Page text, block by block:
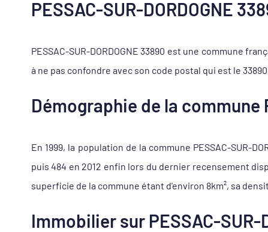
PESSAC-SUR-DORDOGNE
PESSAC-SUR-DORDOGNE 33890 est une commune
à ne pas confondre avec son code postal qui est le 33890.
Démographie de la commune
En 1999, la population de la commune PESSAC-SUR-
puis 484 en 2012 enfin lors du dernier recensement
superficie de la commune étant d'environ 8km², sa
Immobilier sur PESSAC-